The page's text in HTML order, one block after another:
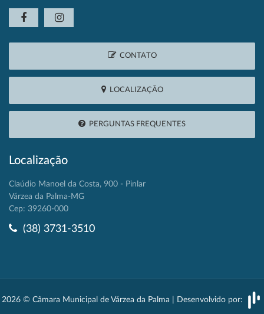
CONTATO
LOCALIZAÇÃO
PERGUNTAS FREQUENTES
Localização
Claúdio Manoel da Costa, 900 - Pinlar
Várzea da Palma-MG
Cep: 39260-000
(38) 3731-3510
2026 © Câmara Municipal de Várzea da Palma | Desenvolvido por: